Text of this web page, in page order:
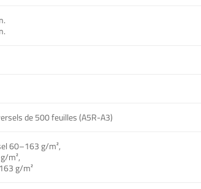
de 500 feuilles (A5R-A3)
60–163 g/m²,
m²,
g/m²